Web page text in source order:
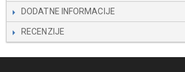
DODATNE INFORMACIJE
RECENZIJE